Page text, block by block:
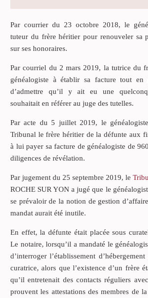
Par courrier du 23 octobre 2018, le
tuteur du frère héritier pour renouveler sa
sur ses honoraires.
Par courriel du 2 mars 2019, la tutrice du
généalogiste à établir sa facture tout en
d’admettre qu’il y ait eu une
souhaitait en référer au juge des tutelles.
Par acte du 5 juillet 2019, le
Tribunal le frère héritier de la défunte aux
à lui payer sa facture de généalogiste de
diligences de révélation.
Par jugement du 25 septembre 2019, le
ROCHE SUR YON a jugé que le
se prévaloir de la notion de gestion
mandat aurait été inutile.
En effet, la défunte était placée sous
Le notaire, lorsqu’il a mandaté le
d’interroger l’établissement
curatrice, alors que l’existence d’un frère
qu’il entretenait des contacts réguliers
prouvent les attestations des membres de